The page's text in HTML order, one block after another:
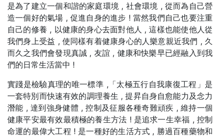
是為了建立一個和諧的家庭環境 , 社會環境 , 從而為自己營
造一個好的氣場 , 促進自身的進步 ! 當然我們自己也要注重
自己的修養 , 以健康的身心去面對他人 , 這樣也能使他人從
我們身上受益 , 使同樣有着健康身心的人樂意親近我們 , 久
而久之我們會發現真誠 , 友誼 , 健康和快樂早已經融入到我
們的日常生活當中 !
實踐是檢驗真理的唯一標準 ,「太極五行自我康復工程」是
一套特別而快速有效的調理養生 , 提昇自身自愈能力及念力
潛能 , 達到強身健體 , 控制及征服各種奇難頑疾 , 維持一個
健康平安最有效最積極的養生方法 ! 是追求一生幸福 , 控制
命運的最偉大工程 ! 是一種好的生活方式 , 勝過百種藥物和